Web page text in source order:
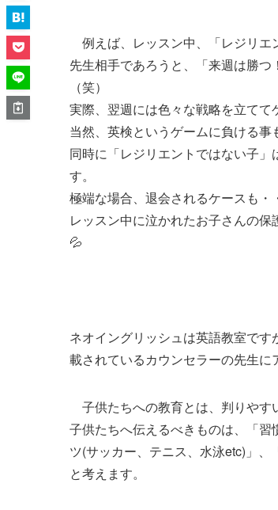
例えば、レッスン中、「レジリエ
先生相手であろうと、「来週は勝つ
（笑）
実際、翌週には色々な戦略を立てて
当然、英検というゲームに負ける事
同時に「レジリエントではない子
す。
極端な場合、退会されるケースも
レッスン中に泣かれたお子さんの
💦
ネオイングリッシュは英語教室で
載されているカウンセラーの先生
子供たちへの教育とは、判りやす
子供たちへ伝えるべきものは、「
ツ(サッカー、テニス、水泳etc)」
と考えます。